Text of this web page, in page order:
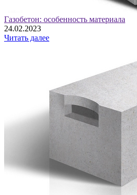
Газобетон: особенность материала
24.02.2023
Читать далее